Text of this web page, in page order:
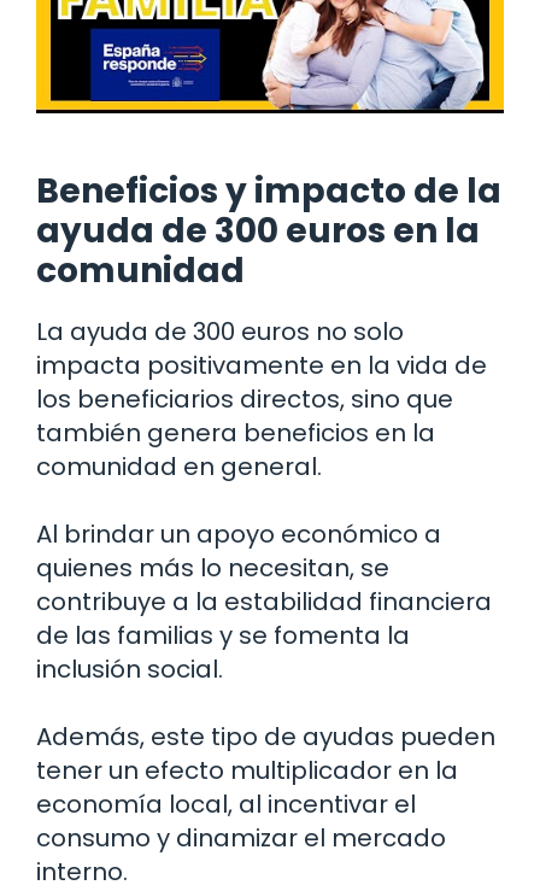
Beneficios y impacto de la
ayuda de 300 euros en la
comunidad
La ayuda de 300 euros no solo
impacta positivamente en la vida de
los beneficiarios directos, sino que
también genera beneficios en la
comunidad en general.
Al brindar un apoyo económico a
quienes más lo necesitan, se
contribuye a la estabilidad financiera
de las familias y se fomenta la
inclusión social.
Además, este tipo de ayudas pueden
tener un efecto multiplicador en la
economía local, al incentivar el
consumo y dinamizar el mercado
interno.